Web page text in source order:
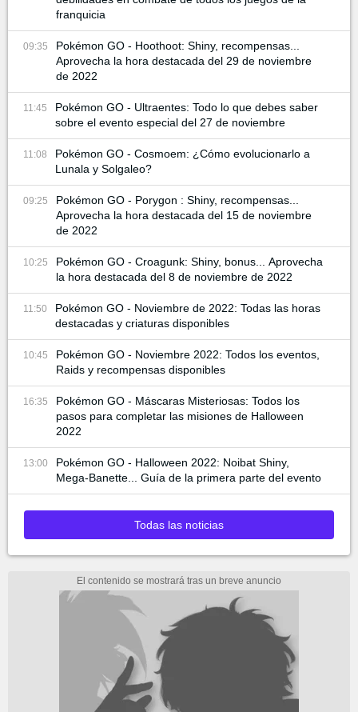
franquicia
09:35
Pokémon GO - Hoothoot: Shiny, recompensas...
Aprovecha la hora destacada del 29 de noviembre
de 2022
11:45
Pokémon GO - Ultraentes: Todo lo que debes saber
sobre el evento especial del 27 de noviembre
11:08
Pokémon GO - Cosmoem: ¿Cómo evolucionarlo a
Lunala y Solgaleo?
09:25
Pokémon GO - Porygon : Shiny, recompensas...
Aprovecha la hora destacada del 15 de noviembre
de 2022
10:25
Pokémon GO - Croagunk: Shiny, bonus... Aprovecha
la hora destacada del 8 de noviembre de 2022
11:50
Pokémon GO - Noviembre de 2022: Todas las horas
destacadas y criaturas disponibles
10:45
Pokémon GO - Noviembre 2022: Todos los eventos,
Raids y recompensas disponibles
16:35
Pokémon GO - Máscaras Misteriosas: Todos los
pasos para completar las misiones de Halloween
2022
13:00
Pokémon GO - Halloween 2022: Noibat Shiny,
Mega-Banette... Guía de la primera parte del evento
Todas las noticias